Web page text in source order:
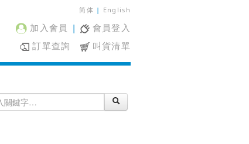
简体 | English
加入會員 |
會員登入
訂單查詢
叫貨清單